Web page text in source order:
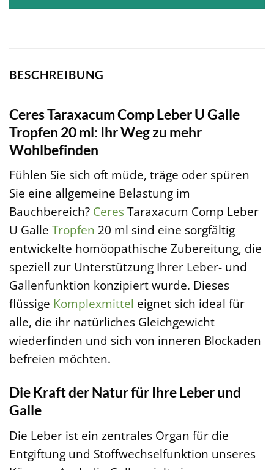
BESCHREIBUNG
Ceres Taraxacum Comp Leber U Galle
Tropfen 20 ml: Ihr Weg zu mehr
Wohlbefinden
Fühlen Sie sich oft müde, träge oder spüren
Sie eine allgemeine Belastung im
Bauchbereich? CeresTaraxacum Comp Leber
U Galle Tropfen 20 ml sind eine sorgfältig
entwickelte homöopathische Zubereitung, die
speziell zur Unterstützung Ihrer Leber- und
Gallenfunktion konzipiert wurde. Dieses
flüssige Komplexmittel eignet sich ideal für
alle, die ihr natürliches Gleichgewicht
wiederfinden und sich von inneren Blockaden
befreien möchten.
Die Kraft der Natur für Ihre Leber und
Galle
Die Leber ist ein zentrales Organ für die
Entgiftung und Stoffwechselfunktion unseres